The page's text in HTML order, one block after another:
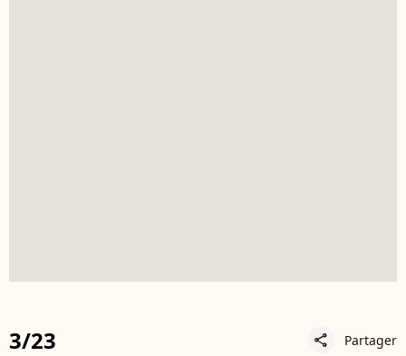
3/23 share Partager